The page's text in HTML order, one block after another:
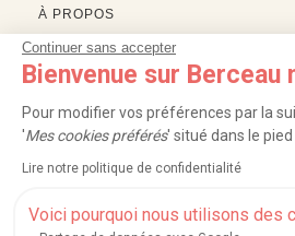
Continuer sans accepter
Bienvenue sur Berceau
Pour modifier vos préférences par la
'Mes cookies préférés' situé dans le pied
Lire notre politique de confidentialité
Voici pourquoi nous utilisons des
À PROPOS
PROFESSIONNELS
LISTES CADEAUX
Service après-vente| FAQ |Rappels de
Mentions légales et crédits Conditions